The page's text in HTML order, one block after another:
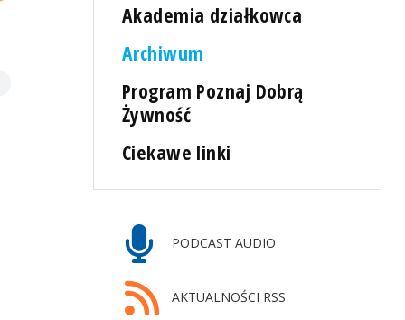
Akademia działkowca
Archiwum
Program Poznaj Dobrą
Żywność
Ciekawe linki
PODCAST AUDIO
AKTUALNOŚCI RSS